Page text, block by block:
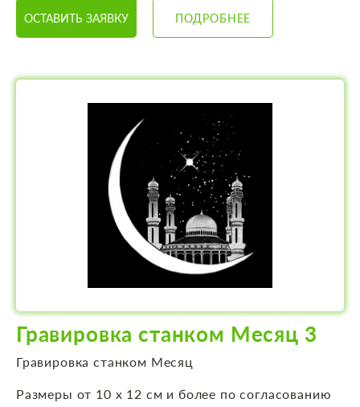
ОСТАВИТЬ ЗАЯВКУ ПОДРОБНЕЕ
Гравировка станком Месяц 3
Гравировка станком Месяц
Размеры от 10 х 12 см и более по согласованию